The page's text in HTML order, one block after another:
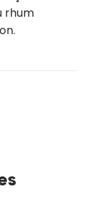
rhum